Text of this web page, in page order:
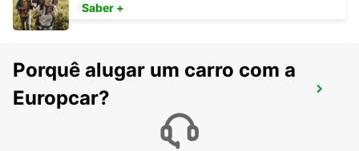
ORNSKOLDSVIK - IKC
ORNSKOLDSVIK - SWEDEN
Saber +
Porquê alugar um carro com a
Europcar?